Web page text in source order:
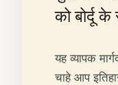
को बोर्दू
यह व्यापक
चाहे आप